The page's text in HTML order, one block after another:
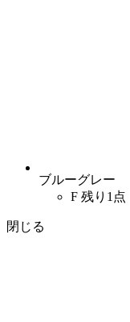
ブルーグレー
F 残り1点
閉じる